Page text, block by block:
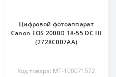
Цифровой фотоаппарат
Canon EOS 2000D 18-55 DC III
(2728C007AA)
Код товара: MT-100071572